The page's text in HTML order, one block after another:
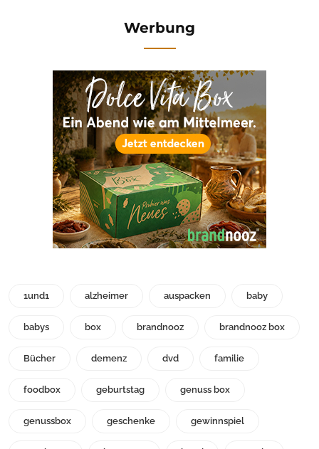
Werbung
1und1 alzheimer auspacken baby
babys box brandnooz brandnooz box
Bücher demenz dvd familie
foodbox geburtstag genuss box
genussbox geschenke gewinnspiel